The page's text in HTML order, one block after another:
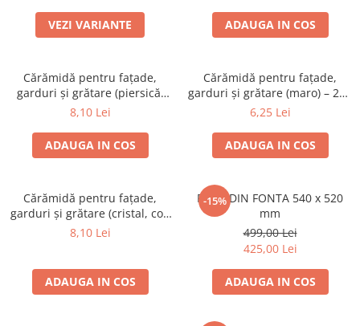
Vase pentru gătit din oțel
REDUCERI VASE DIN FONTĂ
ACCESORII SOBĂ, ȘEMINEU ȘI
CUPTOR
ACCESORII PENTRU GATIT
COPERTINE ȘI PRELATE
polietilenă cu inele
COȘURI DE FUM
Coșuri de fum din beton
Coșuri de fum din otel
VEZI VARIANTE ADAUGA IN COS
Cărămidă pentru fațade,
garduri și grătare (piersică,
colț rotunjit) – 250 × 120 × 65
8,10 Lei
ADAUGA IN COS
Cărămidă pentru fațade,
garduri și grătare (maro) – 250
× 120 × 65 mm
6,25 Lei
ADAUGA IN COS
Cărămidă pentru fațade,
garduri și grătare (cristal, colț
rotunjit) – 250 × 120 × 65 mm
8,10 Lei
ADAUGA IN COS
-15%
PLITA DIN FONTA 540 x 520
mm
499,00 Lei
425,00 Lei
ADAUGA IN COS